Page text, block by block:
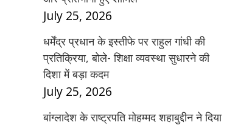
July 25, 2026
धर्मेंद्र प्रधान के इस्तीफे पर राहुल गांधी की
प्रतिक्रिया, बोले- शिक्षा व्यवस्था सुधारने की
दिशा में बड़ा कदम
July 25, 2026
बांग्लादेश के राष्ट्रपति मोहम्मद शहाबुद्दीन ने दिया